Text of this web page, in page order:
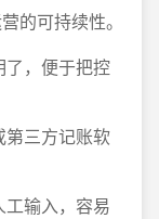
的可持续性。
了，便于把控
第三方记账软
输入，容易